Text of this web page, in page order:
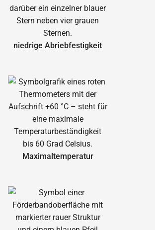
niedrige Abrieb­festigkeit
Maximal­temperatur